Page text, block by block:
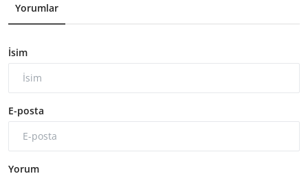
Yorumlar
İsim
E-posta
Yorum